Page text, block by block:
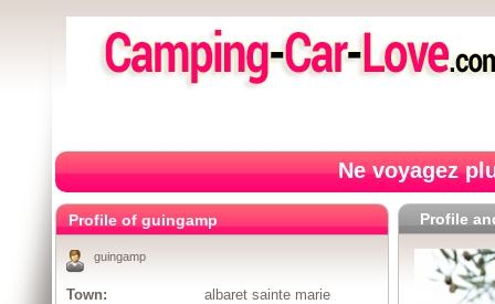
Ne voyagez
Profile
Profile of guingamp
guingamp
Town:
albaret sainte marie